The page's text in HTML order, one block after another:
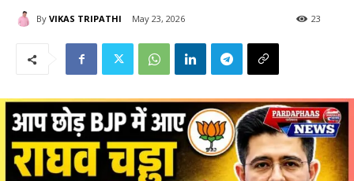
By VIKAS TRIPATHI May 23, 2026 23